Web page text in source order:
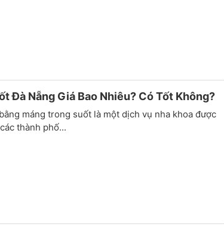
Đà Nẵng Giá Bao Nhiêu? Có Tốt Không?
máng trong suốt là một dịch vụ nha khoa được
thành phố...